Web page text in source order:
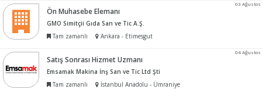
03 Ağustos
Ön Muhasebe Elemanı
GMO Simitçii Gıda San ve Tic A.Ş.
Tam zamanlı
Ankara - Etimesgut
04 Ağustos
Satış Sonrası Hizmet Uzmanı
Emsamak Makina İnş San ve Tic Ltd Şti
Tam zamanlı
İstanbul Anadolu - Ümraniye